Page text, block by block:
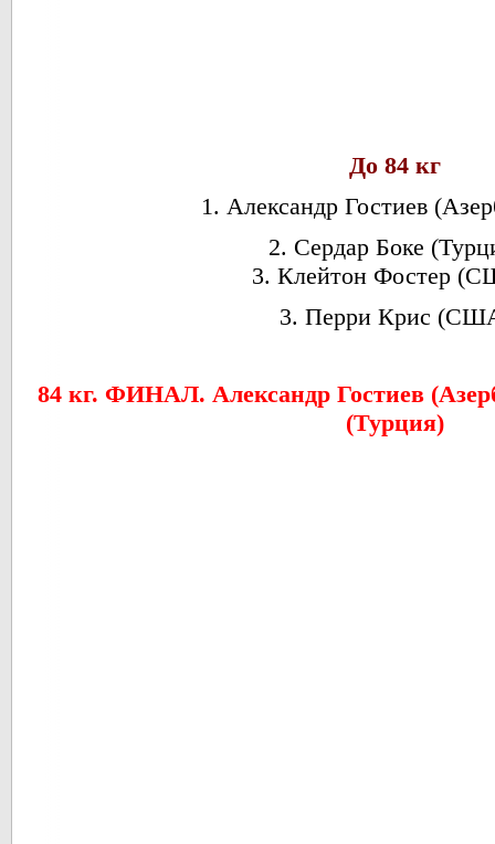
До 84 кг
1. Александр Гостиев
2. Сердар Боке
3. Клейтон Фостер
3. Перри Крис
84 кг. ФИНАЛ. Александр Гостиев
(Турция)